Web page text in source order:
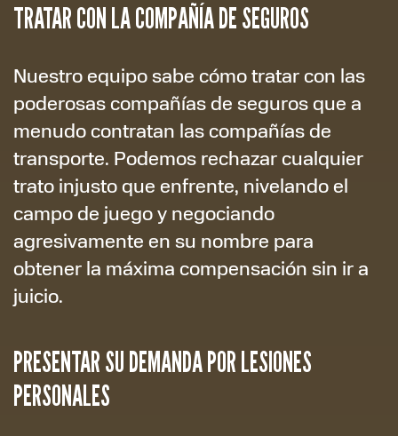
TRATAR CON LA COMPAÑÍA DE SEGUROS
Nuestro equipo sabe cómo tratar con las
poderosas compañías de seguros que a
menudo contratan las compañías de
transporte. Podemos rechazar cualquier
trato injusto que enfrente, nivelando el
campo de juego y negociando
agresivamente en su nombre para
obtener la máxima compensación sin ir a
juicio.
PRESENTAR SU DEMANDA POR LESIONES
PERSONALES